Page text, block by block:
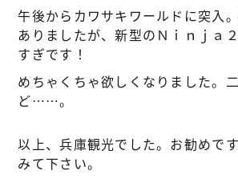
午後からカワサキワールドに突入
ありましたが、新型のＮｉｎｊａ
すぎです！
めちゃくちゃ欲しくなりました。
ど……。
以上、兵庫観光でした。お勧めで
みて下さい。